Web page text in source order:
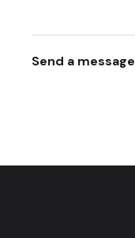
Send a message